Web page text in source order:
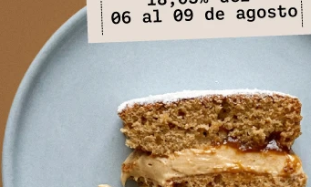
NEWSLETTER